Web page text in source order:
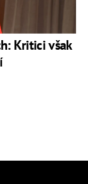
Kritici však